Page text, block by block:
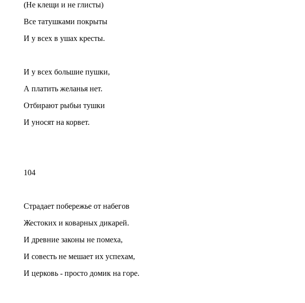
(Не клещи и не глисты)
Все татушками покрыты
И у всех в ушах кресты.
И у всех большие пушки,
А платить желанья нет.
Отбирают рыбьи тушки
И уносят на корвет.
104
Страдает побережье от набегов
Жестоких и коварных дикарей.
И древние законы не помеха,
И совесть не мешает их успехам,
И церковь - просто домик на горе.